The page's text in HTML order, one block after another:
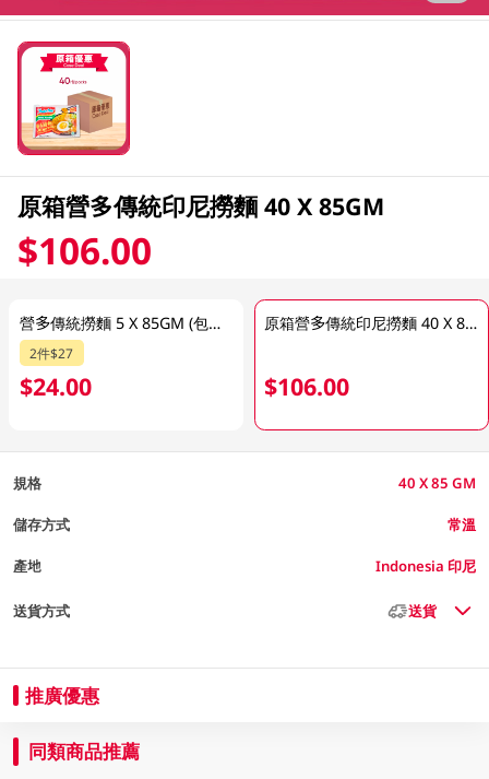
原箱營多傳統印尼撈麵 40 X 85GM
$106.00
營多傳統撈麵 5 X 85GM (包裝隨機發放)
2件$27
$24.00
原箱營多傳統印尼撈麵 40 X 85GM
$106.00
規格 40 X 85 GM
儲存方式 常溫
產地 Indonesia 印尼
送貨方式 送貨
推廣優惠
同類商品推薦